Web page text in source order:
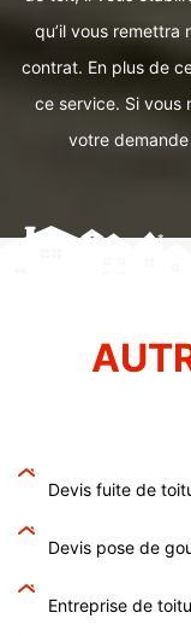
qu’il vous remettra
contrat. En plus de
ce service. Si vous
votre
Devis fuite de
Devis pose de
Entreprise de